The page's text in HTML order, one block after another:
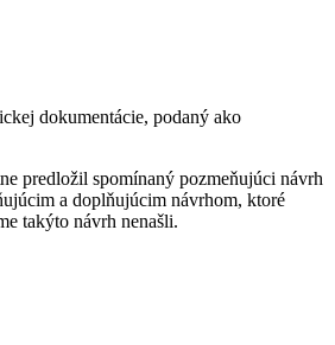
dokumentácie, podaný ako
predložil spomínaný pozmeňujúci návrh
a doplňujúcim návrhom, ktoré
takýto návrh nenašli.